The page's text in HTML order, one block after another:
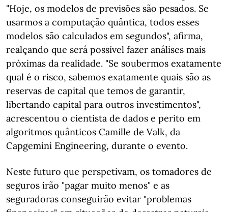
"Hoje, os modelos de previsões são pesados. Se
usarmos a computação quântica, todos esses
modelos são calculados em segundos", afirma,
realçando que será possível fazer análises mais
próximas da realidade. "Se soubermos exatamente
qual é o risco, sabemos exatamente quais são as
reservas de capital que temos de garantir,
libertando capital para outros investimentos",
acrescentou o cientista de dados e perito em
algoritmos quânticos Camille de Valk, da
Capgemini Engineering, durante o evento.
Neste futuro que perspetivam, os tomadores de
seguros irão "pagar muito menos" e as
seguradoras conseguirão evitar "problemas